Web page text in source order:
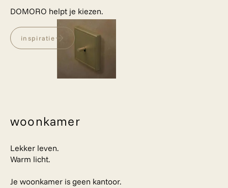
DOMORO helpt je kiezen.
inspiratie
woonkamer
Lekker leven.
Warm licht.
Je woonkamer is geen kantoor.